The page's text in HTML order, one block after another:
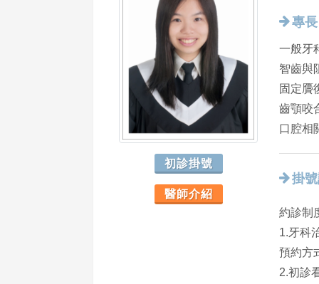
初診掛號
醫師介紹
專長
一般牙
智齒與
固定贗
齒顎咬
口腔相
掛
約診制
1.牙科
預約方
2.初診